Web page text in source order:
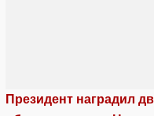
Президент наградил